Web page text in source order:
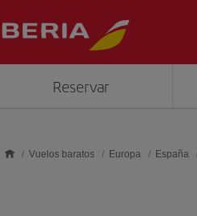
Reservar
Vuelos baratos Europa España